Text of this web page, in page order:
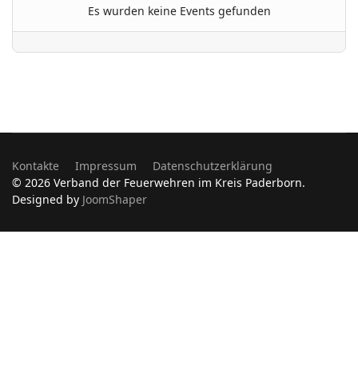
Es wurden keine Events gefunden
Kontakte Impressum
Datenschutzerklärung
© 2026 Verband der Feuerwehren im Kreis Paderborn.
Designed by JoomShaper